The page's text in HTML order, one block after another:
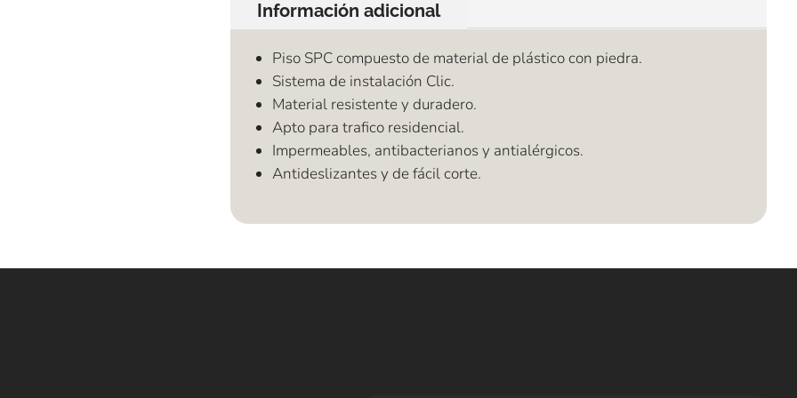
Información adicional
Piso SPC compuesto de material de plástico con piedra.
Sistema de instalación Clic.
Material resistente y duradero.
Apto para trafico residencial.
Impermeables, antibacterianos y antialérgicos.
Antideslizantes y de fácil corte.